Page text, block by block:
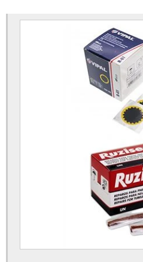
Valvula para pneu de caminhão
Camara de ar para carrinho de carga
Camara de ar pneu agricola
Chumbo balanceamento
Cola a frio